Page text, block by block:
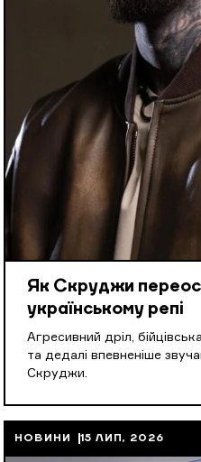
Як Скруджи
українському репі
Агресивний дріл,
та дедалі впевненіше
Скруджи.
НОВИНИ 15 ЛИП, 2026